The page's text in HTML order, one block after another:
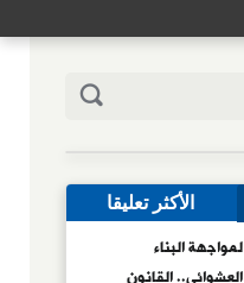
الأكثر تعليقا
لمواجهة البناء